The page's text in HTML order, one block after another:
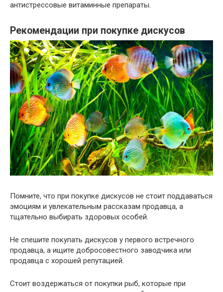
антистрессовые витаминные препараты.
Рекомендации при покупке дискусов
Помните, что при покупке дискусов не стоит поддаваться
эмоциям и увлекательным рассказам продавца, а
тщательно выбирать здоровых особей.
Не спешите покупать дискусов у первого встречного
продавца, а ищите добросовестного заводчика или
продавца с хорошей репутацией.
Стоит воздержаться от покупки рыб, которые при